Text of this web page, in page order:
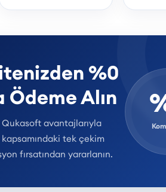
%0
Ödeme Alın
Qukasoft avantajlarıyla
tek çekim
fırsatından yararlanın.